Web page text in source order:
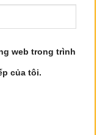
web trong trình
của tôi.